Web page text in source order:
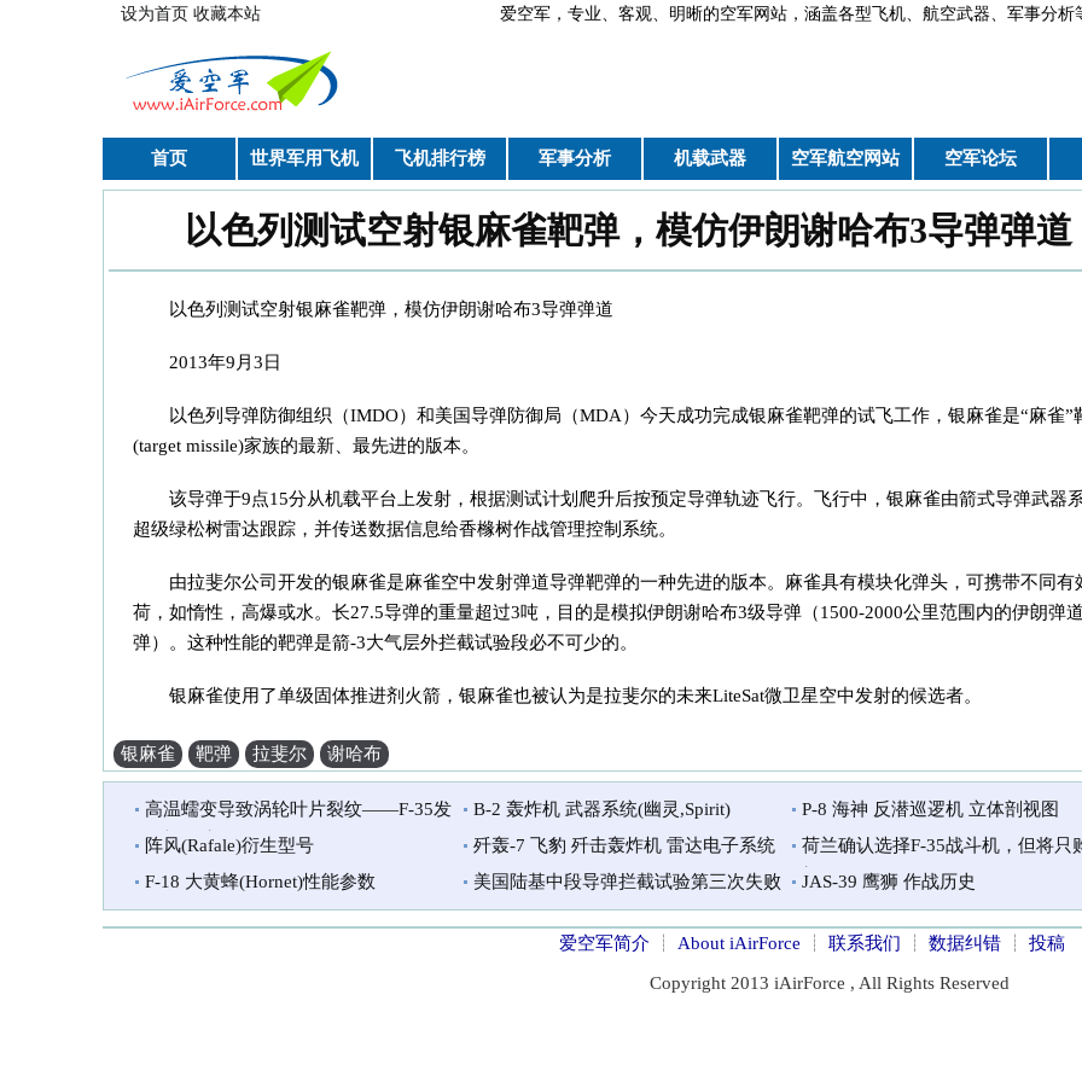
跳转到主要内容设为首页 收藏本站 爱空军，专业、客观、明晰的空军网站，涵盖各型飞机、航空武器、
首页 世界军用飞机 飞机排行榜 军事分析 机载武器 空军航空网站 空军论坛
你在这里以色列测试空射银麻雀靶弹，模仿伊朗谢哈布3导弹弹道
以色列测试空射银麻雀靶弹，模仿伊朗谢哈布3导弹弹道
2013年9月3日
以色列导弹防御组织（IMDO）和美国导弹防御局（MDA）今天成功完成银麻雀靶弹的试飞工作，银麻雀是“麻雀”
(target missile)家族的最新、最先进的版本。
该导弹于9点15分从机载平台上发射，根据测试计划爬升后按预定导弹轨迹飞行。飞行中，银麻雀由箭式导弹武器
超级绿松树雷达跟踪，并传送数据信息给香橼树作战管理控制系统。
由拉斐尔公司开发的银麻雀是麻雀空中发射弹道导弹靶弹的一种先进的版本。麻雀具有模块化弹头，可携带不同有
荷，如惰性，高爆或水。长27.5导弹的重量超过3吨，目的是模拟伊朗谢哈布3级导弹（1500-2000公里范围内的伊朗弹
弹）。这种性能的靶弹是箭-3大气层外拦截试验段必不可少的。
银麻雀使用了单级固体推进剂火箭，银麻雀也被认为是拉斐尔的未来LiteSat微卫星空中发射的候选者。
银麻雀 靶弹 拉斐尔 谢哈布
高温蠕变导致涡轮叶片裂纹——F-35发
动机故障原因
B-2 轰炸机 武器系统(幽灵,Spirit)
P-8 海神 反潜巡逻机 立体剖视图
阵风(Rafale)衍生型号
歼轰-7 飞豹 歼击轰炸机 雷达电子系统
(JH-7,FBC-1)
荷兰确认选择F-35战斗机，但将只
架
F-18 大黄蜂(Hornet)性能参数 美国陆基中段导弹拦截试验第三次失败 JAS-39 鹰狮 作战历史
爱空军简介 ┊ About iAirForce ┊ 联系我们 ┊ 数据纠错┊ 投稿
Copyright 2013 iAirForce , All Rights Reserved